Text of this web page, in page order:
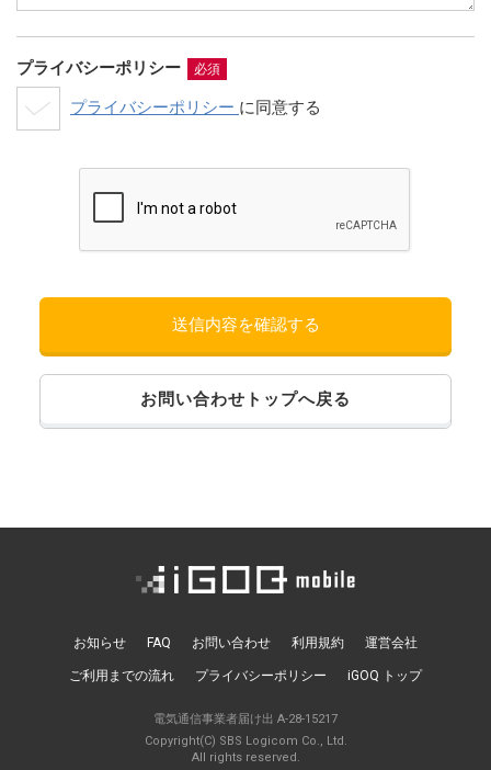
プライバシーポリシー 必須
プライバシーポリシー に同意する
お問い合わせトップへ戻る
お知らせ FAQ お問い合わせ 利用規約 運営会社
ご利用までの流れ プライバシーポリシー iGOQ トップ
電気通信事業者届け出 A-28-15217
Copyright(C) SBS Logicom Co., Ltd.
All rights reserved.